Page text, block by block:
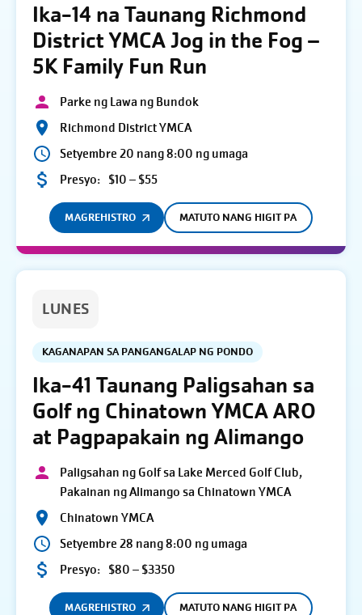
Ika-14 na Taunang Richmond
District YMCA Jog in the Fog –
5K Family Fun Run
Parke ng Lawa ng Bundok
Richmond District YMCA
Setyembre 20 nang 8:00 ng umaga
Presyo: $10 – $55
MAGREHISTRO MATUTO NANG HIGIT PA
LUNES
KAGANAPAN SA PANGANGALAP NG PONDO
Ika-41 Taunang Paligsahan sa
Golf ng Chinatown YMCA ARO
at Pagpapakain ng Alimango
Paligsahan ng Golf sa Lake Merced Golf Club,
Pakainan ng Alimango sa Chinatown YMCA
Chinatown YMCA
Setyembre 28 nang 8:00 ng umaga
Presyo: $80 – $3350
MAGREHISTRO MATUTO NANG HIGIT PA